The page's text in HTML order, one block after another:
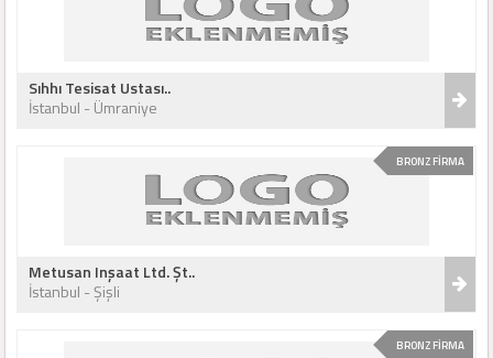
Sıhhı Tesisat Ustası..
İstanbul - Ümraniye
BRONZ FİRMA
Metusan Inşaat Ltd. Şt..
İstanbul - Şişli
BRONZ FİRMA